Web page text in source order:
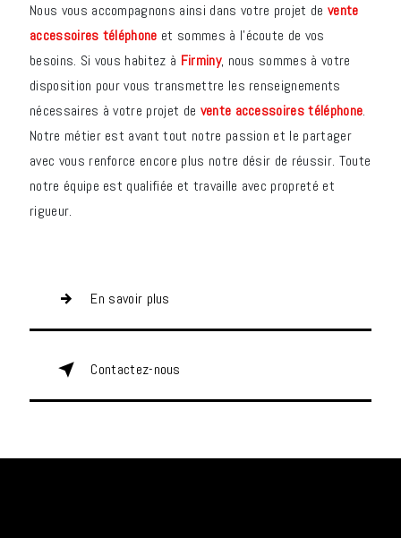
Nous vous accompagnons ainsi dans votre projet devente
accessoires téléphone et sommes à l’écoute de vos
besoins. Si vous habitez à Firminy, nous sommes à votre
disposition pour vous transmettre les renseignements
nécessaires à votre projet de vente accessoires téléphone.
Notre métier est avant tout notre passion et le partager
avec vous renforce encore plus notre désir de réussir. Toute
notre équipe est qualifiée et travaille avec propreté et
rigueur.
En savoir plus
Contactez-nous